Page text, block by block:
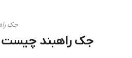
جک
جک راهبند چیست